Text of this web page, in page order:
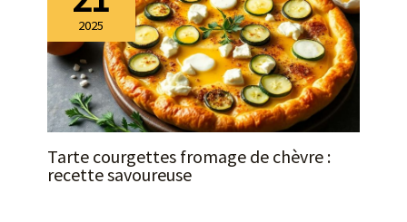
mariages, les fêtes de
famille ou les restaurants
2025
Tarte courgettes fromage de chèvre :
recette savoureuse